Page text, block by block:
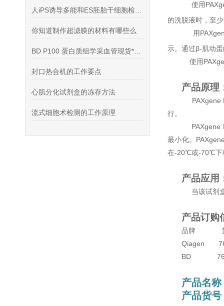
你知道制作超滤膜的材料有哪些么
封口热合机的工作要点
心肌分化试剂盒的冻存方法
流式细胞术检测的工作原理
使用
的洗脱液时，至
用
示。通过β-肌动
使用
产品原理
PAXgene
行。
PAXgene
最小化。
在-20℃或-70℃下
产品应用
当该试剂盒
产品订购
品
Qiagen
BD
产品名称
产品货